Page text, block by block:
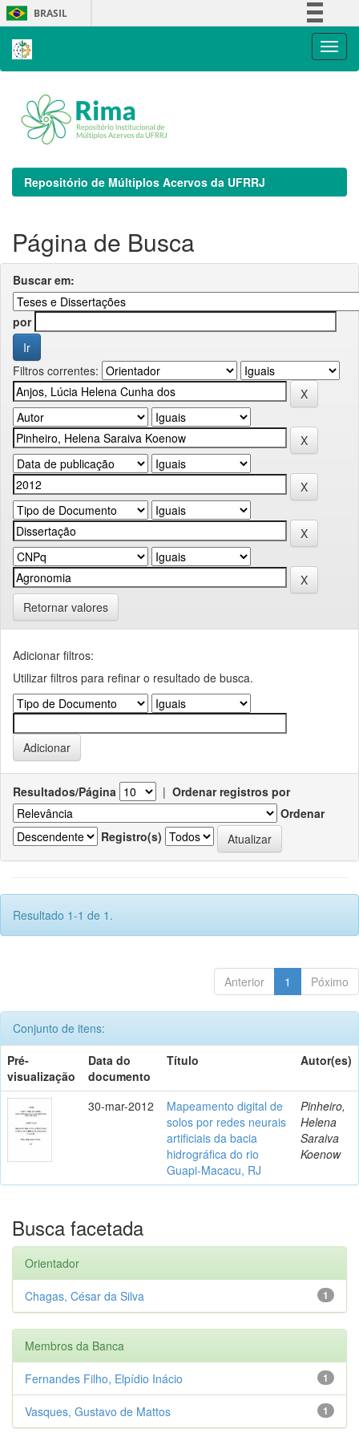
Skip
navigation
BRASIL
Repositório de Múltiplos Acervos da UFRRJ
Página de Busca
Buscar em:
por
Filtros correntes:
Retornar valores
Adicionar filtros:
Utilizar filtros para refinar o resultado de busca.
Resultados/Página | Ordenar registros por
Ordenar
Registro(s)
Resultado 1-1 de 1.
Anterior 1 Póximo
Conjunto de itens:
Pré-
visualização
Data do
documento
Título Autor(es)
30-mar-2012
Mapeamento digital de
solos por redes neurais
artificiais da bacia
hidrográfica do rio
Guapi-Macacu, RJ
Pinheiro,
Helena
Saraiva
Koenow
Busca facetada
Orientador
1
Chagas, César da Silva
Membros da Banca
1
Fernandes Filho, Elpídio Inácio
1
Vasques, Gustavo de Mattos